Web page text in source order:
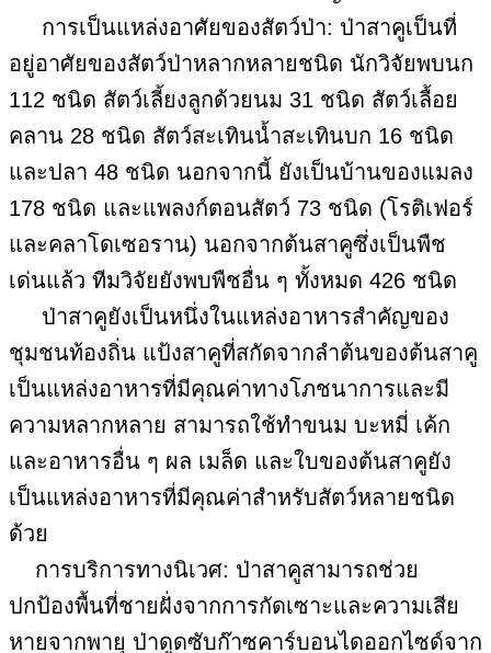
การเป็นแหล่งอาศัยของสัตว์ป่า: ป่าสาคูเป็นที่
อยู่อาศัยของสัตว์ป่าหลากหลายชนิด นักวิจัยพบนก
112 ชนิด สัตว์เลี้ยงลูกด้วยนม 31 ชนิด สัตว์เลื้อย
คลาน 28 ชนิด สัตว์สะเทินน้ำสะเทินบก 16 ชนิด
และปลา 48 ชนิด นอกจากนี้ ยังเป็นบ้านของแมลง
178 ชนิด และแพลงก์ตอนสัตว์ 73 ชนิด (โรติเฟอร์
และคลาโดเซอราน) นอกจากต้นสาคูซึ่งเป็นพืช
เด่นแล้ว ทีมวิจัยยังพบพืชอื่น ๆ ทั้งหมด 426 ชนิด
ป่าสาคูยังเป็นหนึ่งในแหล่งอาหารสำคัญของ
ชุมชนท้องถิ่น แป้งสาคูที่สกัดจากลำต้นของต้นสาคู
เป็นแหล่งอาหารที่มีคุณค่าทางโภชนาการและมี
ความหลากหลาย สามารถใช้ทำขนม บะหมี่ เค้ก
และอาหารอื่น ๆ ผล เมล็ด และใบของต้นสาคูยัง
เป็นแหล่งอาหารที่มีคุณค่าสำหรับสัตว์หลายชนิด
ด้วย
การบริการทางนิเวศ: ป่าสาคูสามารถช่วย
ปกป้องพื้นที่ชายฝั่งจากการกัดเซาะและความเสีย
หายจากพายุ ป่าดูดซับก๊าซคาร์บอนไดออกไซด์จาก